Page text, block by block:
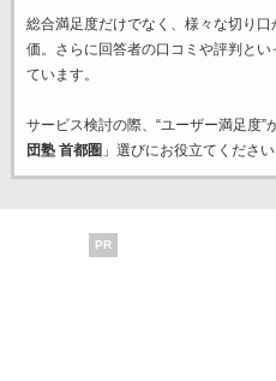
総合満足度だけでなく、様々な切り口
価。さらに回答者の口コミや評判と
ています。
サービス検討の際、“ユーザー満足度”
団塾 首都圏 」選びにお役立てください
PR